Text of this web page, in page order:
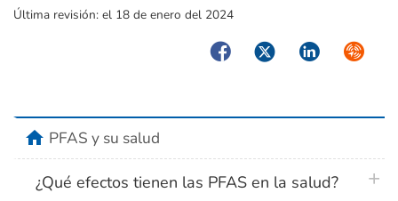
Última revisión: el 18 de enero del 2024
FacebookTwitterLinkedIn
homePFAS y su salud
¿Qué efectos tienen las PFAS en la salud?